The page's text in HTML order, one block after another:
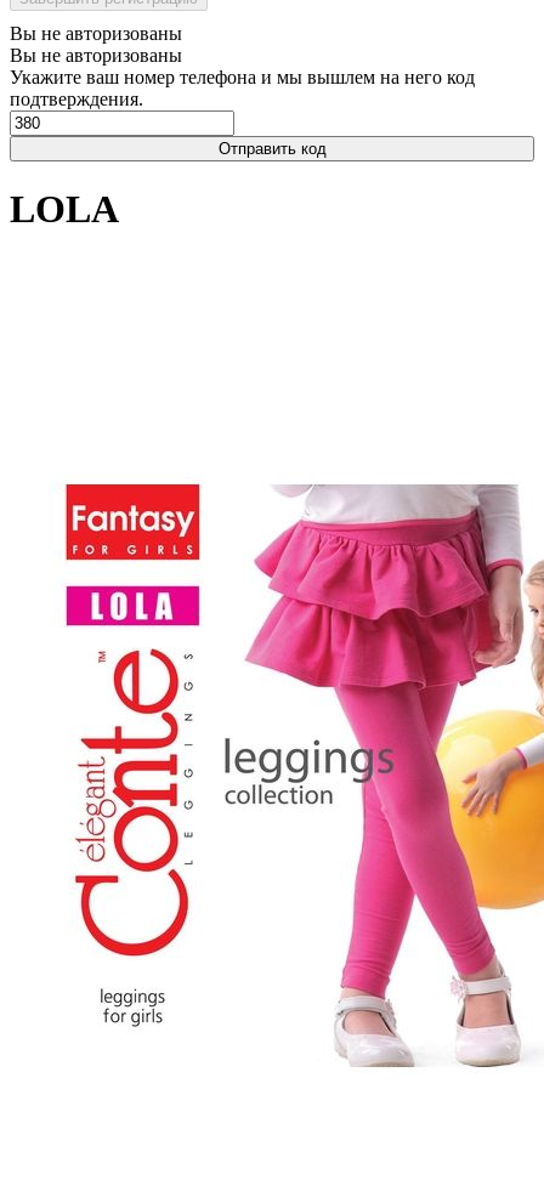
Вы не авторизованы
Вы не авторизованы
Укажите ваш номер телефона и мы вышлем на него код
подтверждения.
Отправить код
LOLA